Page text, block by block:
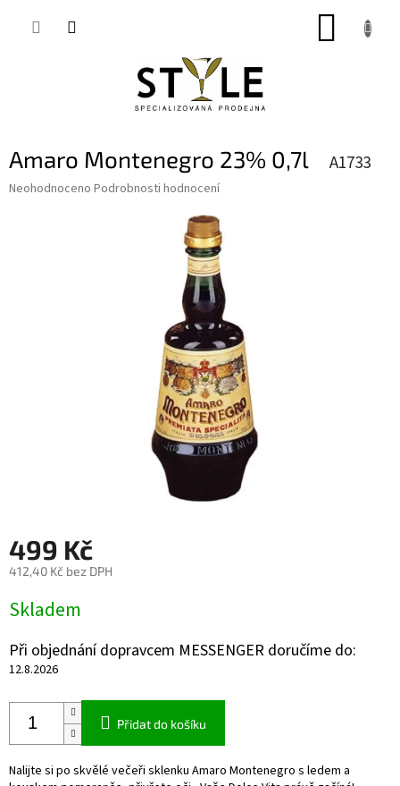
Amaro Montenegro 23% 0,7l A1733
Průměrné
Neohodnoceno Podrobnosti hodnocení
499 Kč
412,40 Kč bez DPH
cena:
Skladem
Při objednání dopravcem MESSENGER doručíme do:
12.8.2026
Přidat do košíku
Nalijte si po skvělé večeři sklenku Amaro Montenegro s ledem a